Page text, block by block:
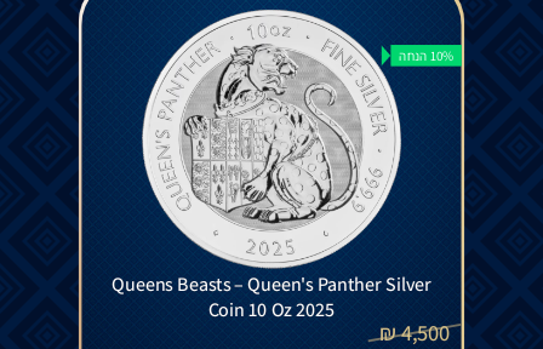
10% הנחה
Queens Beasts – Queen's Panther Silver
Coin 10 Oz 2025
4,500
₪